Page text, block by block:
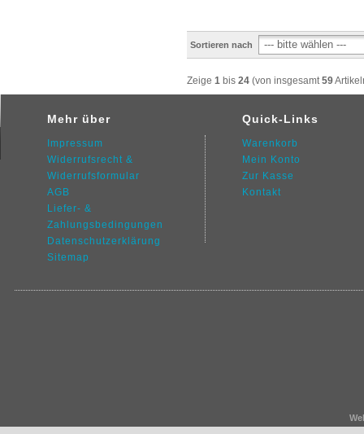
Sortieren nach
Zeige 1 bis 24 (von insgesamt 59
Mehr über
Impressum
Widerrufsrecht &
Widerrufsformular
AGB
Liefer- &
Zahlungsbedingungen
Datenschutzerklärung
Sitemap
Quick-Links
Warenkorb
Mein Konto
Zur Kasse
Kontakt